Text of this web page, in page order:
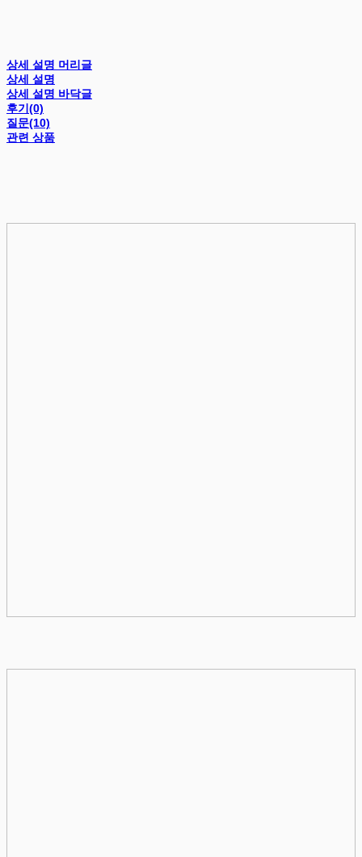
상세 설명 머리글
상세 설명
상세 설명 바닥글
후기(0)
질문(10)
관련 상품